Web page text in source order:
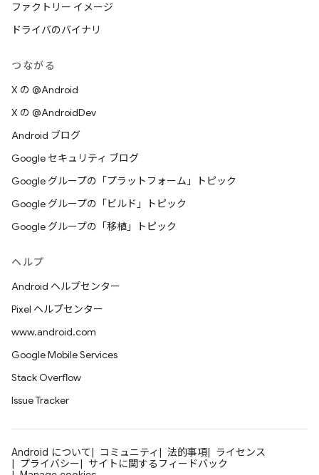
ファクトリー イメージ
ドライバのバイナリ
つながる
X の @Android
X の @AndroidDev
Android ブログ
Google セキュリティ ブログ
Google グループの「プラットフォーム」トピック
Google グループの「ビルド」トピック
Google グループの「移植」トピック
ヘルプ
Android ヘルプセンター
Pixel ヘルプセンター
www.android.com
Google Mobile Services
Stack Overflow
Issue Tracker
Android について コミュニティ 法的事項
ライセンス
プライバシー
サイトに関するフィードバック